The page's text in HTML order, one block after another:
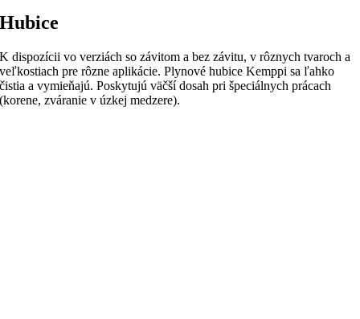
Hubice
K dispozícii vo verziách so závitom a bez závitu, v rôznych tvaroch a
veľkostiach pre rôzne aplikácie. Plynové hubice Kemppi sa ľahko
čistia a vymieňajú. Poskytujú väčší dosah pri špeciálnych prácach
(korene, zváranie v úzkej medzere).